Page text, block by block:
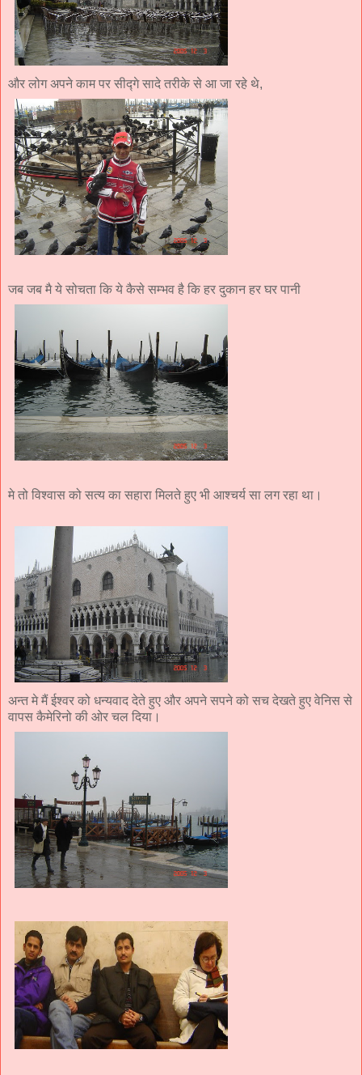
और लोग अपने काम पर सीद्गे सादे तरीके से आ जा रहे थे,
जब जब मै ये सोचता कि ये कैसे सम्भव है कि हर दुकान हर घर पानी
मे तो विश्वास को सत्य का सहारा मिलते हुए भी आश्चर्य सा लग रहा था।
अन्त मे मैं ईश्वर को धन्यवाद देते हुए और अपने सपने को सच देखते हुए वेनिस से
वापस कैमेरिनो की ओर चल दिया।